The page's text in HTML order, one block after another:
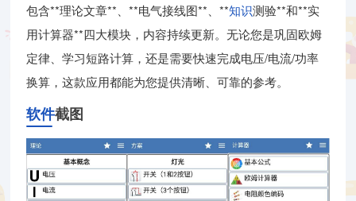
包含**理论文章**、**电气接线图**、**知识测验**和**实
用计算器**四大模块，内容持续更新。无论您是巩固欧姆
定律、学习短路计算，还是需要快速完成电压/电流/功率
换算，这款应用都能为您提供清晰、可靠的参考。
软件截图